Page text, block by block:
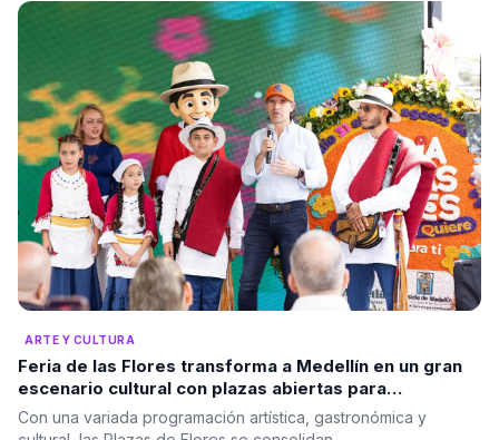
ARTE Y CULTURA
Feria de las Flores transforma a Medellín en un gran
escenario cultural con plazas abiertas para
ciudadanos y turistas
Con una variada programación artística, gastronómica y